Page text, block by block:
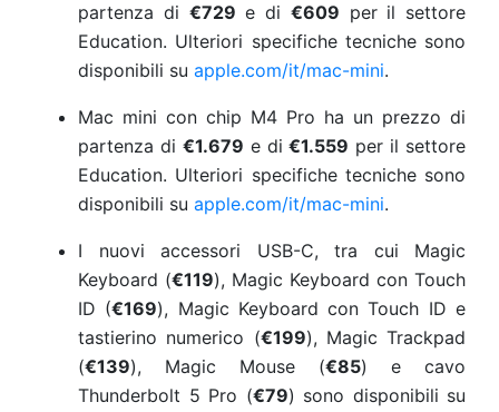
partenza di €729 e di €609 per il settore
Education. Ulteriori specifiche tecniche sono
disponibili su apple.com/it/mac-mini.
Mac mini con chip M4 Pro ha un prezzo di
partenza di €1.679 e di €1.559 per il settore
Education. Ulteriori specifiche tecniche sono
disponibili su apple.com/it/mac-mini.
I nuovi accessori USB-C, tra cui Magic
Keyboard (€119), Magic Keyboard con Touch
ID (€169), Magic Keyboard con Touch ID e
tastierino numerico (€199), Magic Trackpad
(€139), Magic Mouse (€85) e cavo
Thunderbolt 5 Pro (€79) sono disponibili su